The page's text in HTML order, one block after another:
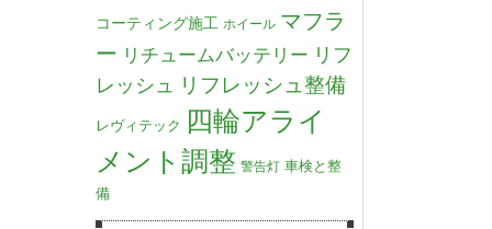
コーティング施工 ホイール マフラ
ー リチュームバッテリー リフ
レッシュ
リフレッシュ整備
レヴィテック 四輪アライ
メント調整 警告灯 車検と整
備